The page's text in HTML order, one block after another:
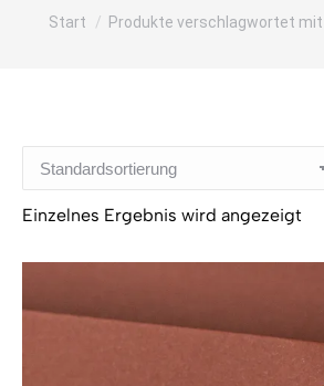
Sie befinden sich hier:
Start Produkte verschlagwortet mit
Einzelnes Ergebnis wird angezeigt